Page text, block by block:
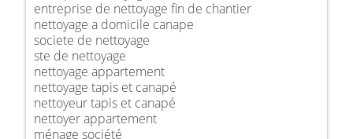
entreprise de nettoyage fin de chantier
nettoyage a domicile canape
societe de nettoyage
ste de nettoyage
nettoyage appartement
nettoyage tapis et canapé
nettoyeur tapis et canapé
nettoyer appartement
ménage société